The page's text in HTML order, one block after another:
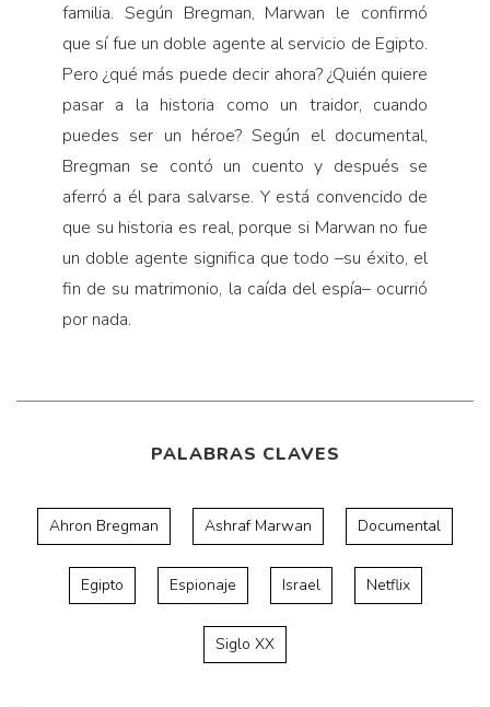
familia. Según Bregman, Marwan le confirmó
que sí fue un doble agente al servicio de Egipto.
Pero ¿qué más puede decir ahora? ¿Quién quiere
pasar a la historia como un traidor, cuando
puedes ser un héroe? Según el documental,
Bregman se contó un cuento y después se
aferró a él para salvarse. Y está convencido de
que su historia es real, porque si Marwan no fue
un doble agente significa que todo –su éxito, el
fin de su matrimonio, la caída del espía– ocurrió
por nada.
PALABRAS CLAVES
Ahron Bregman Ashraf Marwan Documental
Egipto Espionaje Israel Netflix
Siglo XX